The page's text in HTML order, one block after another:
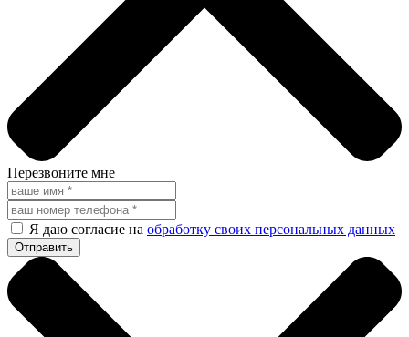
Перезвоните мне
Я даю согласие на обработку своих персональных данных